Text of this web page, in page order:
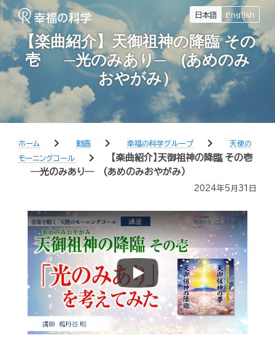
日本語 English
【楽曲紹介】天御祖神の降臨 その
壱 ─光のみあり─ (あめのみ
おやがみ）
ホーム chevron_right 動画 chevron_right 幸福の科学グループ chevron_right
天使の
モーニングコール
chevron_right
【楽曲紹介】天御祖神の降臨 その壱
─光のみあり─ (あめのみおやがみ）
2024年5月31日
Play